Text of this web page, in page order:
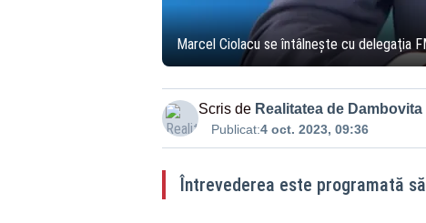
Marcel Ciolacu se întâlneşte cu delegaţia
Scris de Realitatea de Dambovita
Publicat:4 oct. 2023, 09:36
Întrevederea este programată